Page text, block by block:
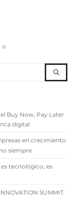
Buy Now, Pay Later
digital
en crecimiento
siempre
tecnológico, es
SUMMIT